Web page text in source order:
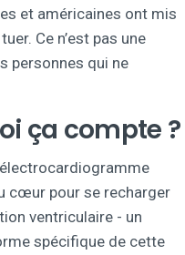
et américaines ont mis
Ce n’est pas une
personnes qui ne
ça compte ?
cœur pour se recharger
ventriculaire - un
spécifique de cette